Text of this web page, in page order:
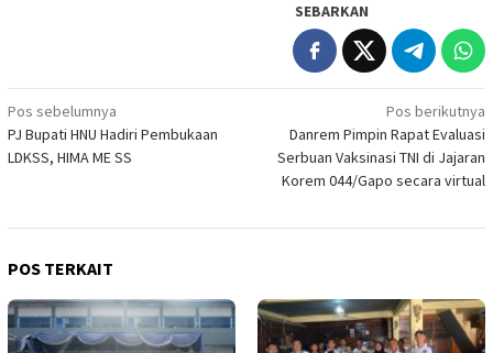
SEBARKAN
Navigasi
pos
Pos sebelumnya
PJ Bupati HNU Hadiri Pembukaan
LDKSS, HIMA ME SS
Pos berikutnya
Danrem Pimpin Rapat Evaluasi
Serbuan Vaksinasi TNI di Jajaran
Korem 044/Gapo secara virtual
POS TERKAIT